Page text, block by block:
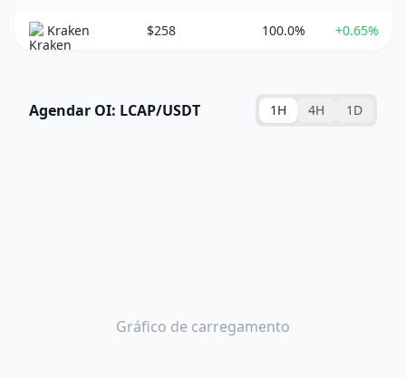
Kraken $258 100.0% +0.65%
Agendar OI: LCAP/USDT 1H 4H 1D
Gráfico de carregamento